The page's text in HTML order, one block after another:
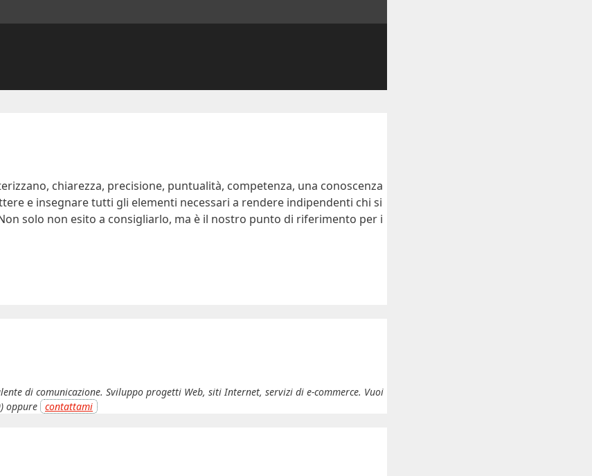
chiarezza, precisione, puntualità, competenza, una conoscenza
e insegnare tutti gli elementi necessari a rendere indipendenti chi si
solo non esito a consigliarlo, ma è il nostro punto di riferimento per i
di comunicazione. Sviluppo progetti Web, siti Internet, servizi di e-commerce. Vuoi
oppure contattami